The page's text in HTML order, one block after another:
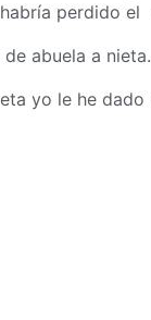
perdido el
abuela a
yo le he dado